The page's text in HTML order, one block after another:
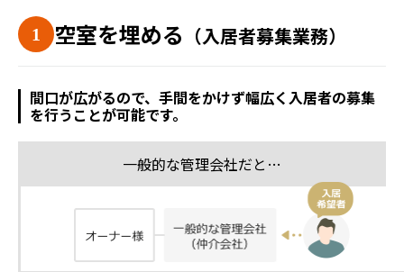
空室を埋める （入居者募集業務）
間口が広がるので、手間をかけず幅広く入居者の募集
を行うことが可能です。
一般的な管理会社だと…